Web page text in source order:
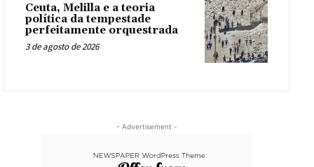
Ceuta, Melilla e a teoria
política da tempestade
perfeitamente orquestrada
3 de agosto de 2026
- Advertisement -